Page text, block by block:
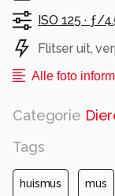
ISO 125 · ƒ/
Flitser uit,
Alle foto
Categorie
Tags
huismus mus